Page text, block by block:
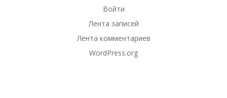
Войти
Лента записей
Лента комментариев
WordPress.org